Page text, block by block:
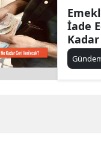
İade